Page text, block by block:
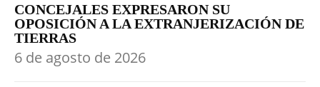
CONCEJALES EXPRESARON SU
OPOSICIÓN A LA EXTRANJERIZACIÓN DE
TIERRAS
6 de agosto de 2026